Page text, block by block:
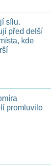
sílu.
před delší
kde
promluvilo